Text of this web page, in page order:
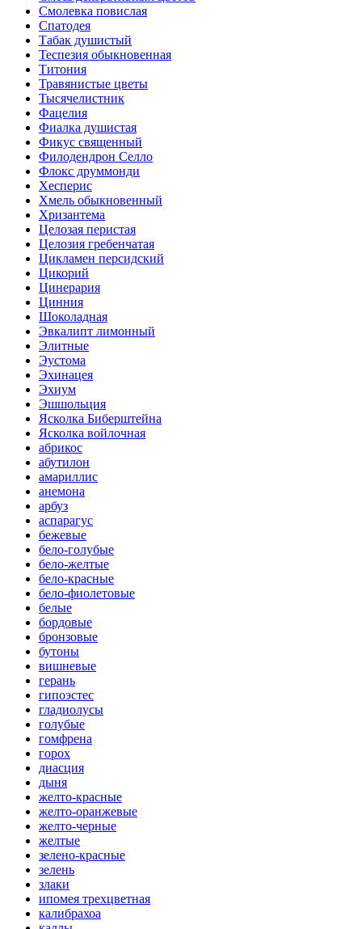
Смолевка повислая
Спатодея
Табак душистый
Теспезия обыкновенная
Титония
Травянистые цветы
Тысячелистник
Фацелия
Фиалка душистая
Фикус священный
Филодендрон Селло
Флокс друммонди
Хесперис
Хмель обыкновенный
Хризантема
Целозая перистая
Целозия гребенчатая
Цикламен персидский
Цикорий
Цинерария
Цинния
Шоколадная
Эвкалипт лимонный
Элитные
Эустома
Эхинацея
Эхиум
Эшшольция
Ясколка Биберштейна
Ясколка войлочная
абрикос
абутилон
амариллис
анемона
арбуз
аспарагус
бежевые
бело-голубые
бело-желтые
бело-красные
бело-фиолетовые
белые
бордовые
бронзовые
бутоны
вишневые
герань
гипоэстес
гладиолусы
голубые
гомфрена
горох
диасция
дыня
желто-красные
желто-оранжевые
желто-черные
желтые
зелено-красные
зелень
злаки
ипомея трехцветная
калибрахоа